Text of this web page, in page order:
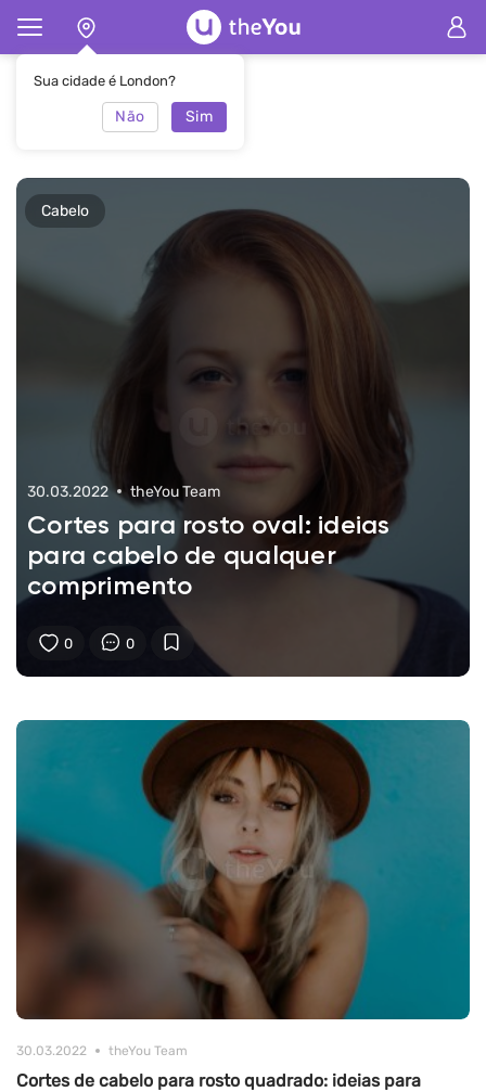
Sua cidade é London?
Não Sim
Principal Revista Cabelo
Cabelo
Cabelo
30.03.2022 theYou Team
Cortes para rosto oval: ideias
para cabelo de qualquer
comprimento
0 0
30.03.2022 theYou Team
Cortes de cabelo para rosto quadrado: ideias para